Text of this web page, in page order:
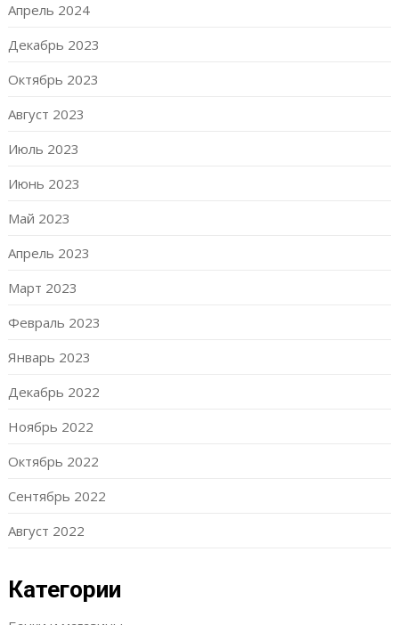
Апрель 2024
Декабрь 2023
Октябрь 2023
Август 2023
Июль 2023
Июнь 2023
Май 2023
Апрель 2023
Март 2023
Февраль 2023
Январь 2023
Декабрь 2022
Ноябрь 2022
Октябрь 2022
Сентябрь 2022
Август 2022
Категории